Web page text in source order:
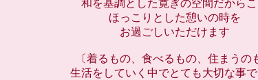
和を基調とした寛ぎの空間だから
ほっこりとした憩いの時を
お過ごしいただけます
〔着るもの、食べるもの、住まうの
生活をしていく中でとても大切な事